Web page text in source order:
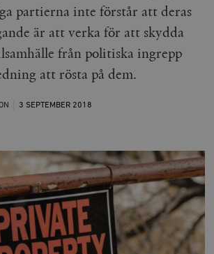
partierna inte förstår att deras
är att verka för att skydda
från politiska ingrepp
att rösta på dem.
3 SEPTEMBER 2018